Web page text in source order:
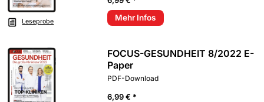
Leseprobe
Mehr Infos
FOCUS-GESUNDHEIT 8/2022 E-
Paper
PDF-Download
6,99 € *